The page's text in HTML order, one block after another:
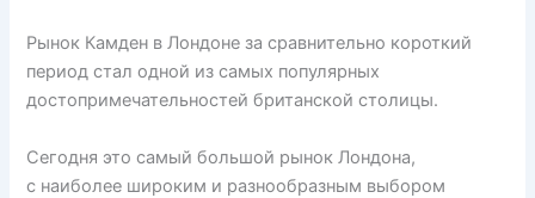
Рынок Камден в Лондоне за сравнительно короткий
период стал одной из самых популярных
достопримечательностей британской столицы.
Сегодня это самый большой рынок Лондона,
с наиболее широким и разнообразным выбором